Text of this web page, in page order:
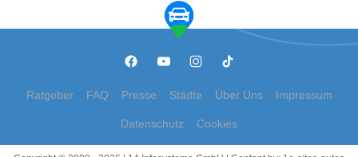
Ratgeber FAQ Presse Städte Über Uns Impressum
Datenschutz Cookies